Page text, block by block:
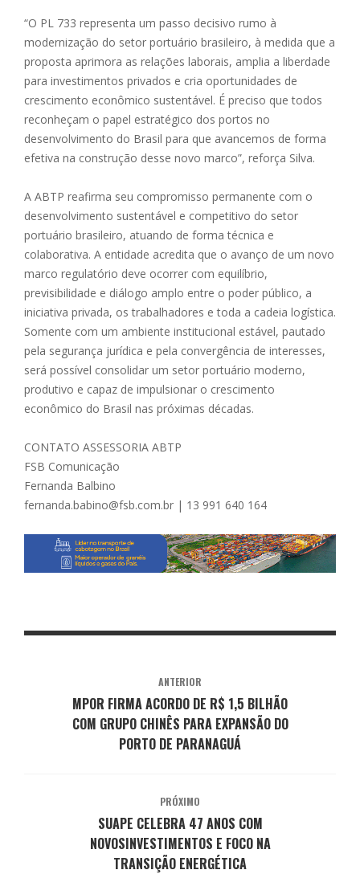
“O PL 733 representa um passo decisivo rumo à
modernização do setor portuário brasileiro, à medida que a
proposta aprimora as relações laborais, amplia a liberdade
para investimentos privados e cria oportunidades de
crescimento econômico sustentável. É preciso que todos
reconheçam o papel estratégico dos portos no
desenvolvimento do Brasil para que avancemos de forma
efetiva na construção desse novo marco”, reforça Silva.
A ABTP reafirma seu compromisso permanente com o
desenvolvimento sustentável e competitivo do setor
portuário brasileiro, atuando de forma técnica e
colaborativa. A entidade acredita que o avanço de um novo
marco regulatório deve ocorrer com equilíbrio,
previsibilidade e diálogo amplo entre o poder público, a
iniciativa privada, os trabalhadores e toda a cadeia logística.
Somente com um ambiente institucional estável, pautado
pela segurança jurídica e pela convergência de interesses,
será possível consolidar um setor portuário moderno,
produtivo e capaz de impulsionar o crescimento
econômico do Brasil nas próximas décadas.
CONTATO ASSESSORIA ABTP
FSB Comunicação
Fernanda Balbino
fernanda.babino@fsb.com.br | 13 991 640 164
ANTERIOR
MPOR FIRMA ACORDO DE R$ 1,5 BILHÃO
COM GRUPO CHINÊS PARA EXPANSÃO DO
PORTO DE PARANAGUÁ
PRÓXIMO
SUAPE CELEBRA 47 ANOS COM
NOVOSINVESTIMENTOS E FOCO NA
TRANSIÇÃO ENERGÉTICA